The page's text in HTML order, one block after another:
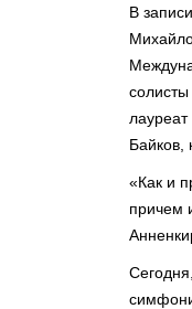
В
Байков,
«Как и
причем